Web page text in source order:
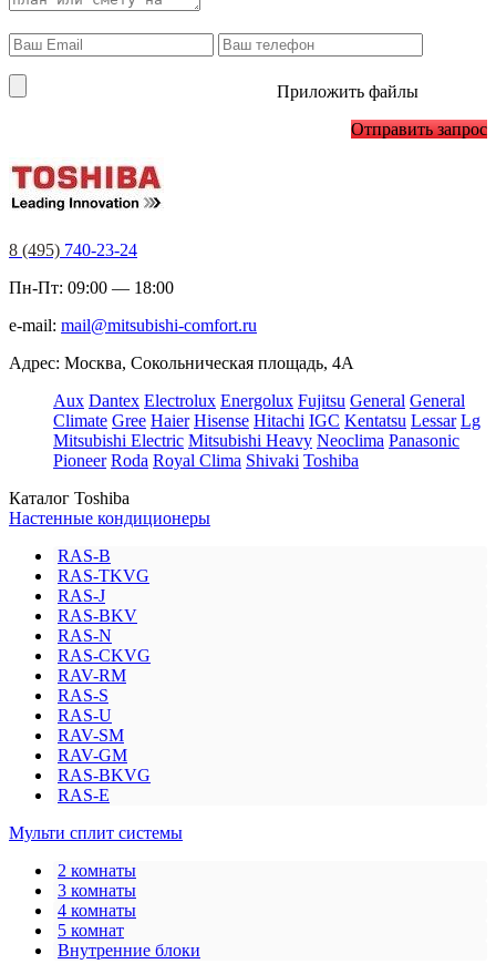
Приложить файлы
Отправить запрос
8 (495) 740-23-24
Пн-Пт: 09:00 — 18:00
e-mail: mail@mitsubishi-comfort.ru
Адрес: Москва, Сокольническая площадь, 4А
Aux Dantex Electrolux Energolux Fujitsu General General
Climate Gree Haier Hisense Hitachi IGC Kentatsu Lessar Lg
Mitsubishi Electric Mitsubishi Heavy Neoclima Panasonic
Pioneer Roda Royal Clima Shivaki Toshiba
Каталог Toshiba
Настенные кондиционеры
RAS-B
RAS-TKVG
RAS-J
RAS-BKV
RAS-N
RAS-CKVG
RAV-RM
RAS-S
RAS-U
RAV-SM
RAV-GM
RAS-BKVG
RAS-E
Мульти сплит системы
2 комнаты
3 комнаты
4 комнаты
5 комнат
Внутренние блоки